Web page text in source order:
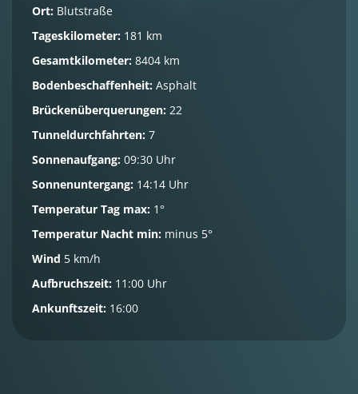
Ort: Blutstraße
Tageskilometer: 181 km
Gesamtkilometer: 8404 km
Bodenbeschaffenheit: Asphalt
Brückenüberquerungen: 22
Tunneldurchfahrten: 7
Sonnenaufgang: 09:30 Uhr
Sonnenuntergang: 14:14 Uhr
Temperatur Tag max: 1°
Temperatur Nacht min: minus 5°
Wind 5 km/h
Aufbruchszeit: 11:00 Uhr
Ankunftszeit: 16:00